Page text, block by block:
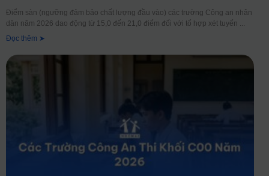
Điểm sàn (ngưỡng đảm bảo chất lượng đầu vào) các trường Công an nhân
dân năm 2026 dao động từ 15,0 đến 21,0 điểm đối với tổ hợp xét tuyển
Đọc thêm ➤